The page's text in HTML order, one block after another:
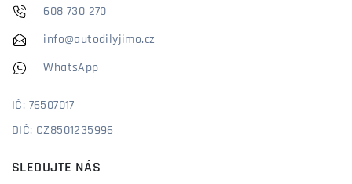
608 730 270
info@autodilyjimo.cz
WhatsApp
IČ: 76507017
DIČ: CZ8501235996
SLEDUJTE NÁS